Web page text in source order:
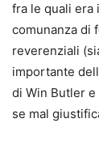
fra le quali era
comunanza di
reverenziali
importante
di Win Butler
se mal